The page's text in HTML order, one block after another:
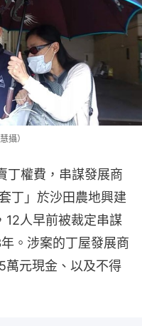
攝）
丁權費，串謀發展商
丁」於沙田農地興建
12人早前被裁定串謀
。涉案的丁屋發展商
萬元現金、以及不得